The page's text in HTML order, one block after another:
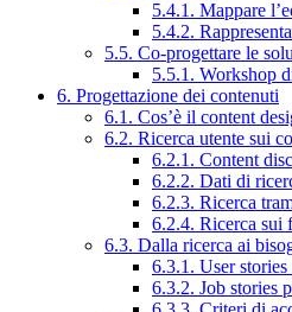
5.4.1. Mappare
5.4.2.
5.5. Co-progettare le
5.5.1. Workshop
6. Progettazione dei contenuti
6.1. Cos’è il content
6.2. Ricerca utente sui
6.2.1. Content
6.2.2. Dati di
6.2.3. Ricerca
6.2.4. Ricerca sui
6.3. Dalla ricerca ai
6.3.1. User
6.3.2. Job stories